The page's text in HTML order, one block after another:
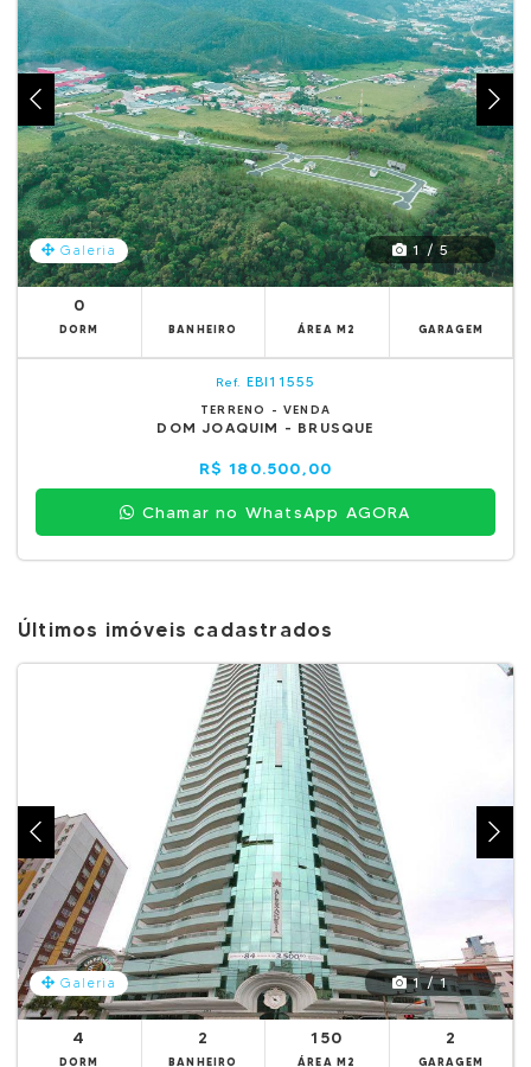
Galeria 1 / 5
0
DORM BANHEIRO ÁREA M2 GARAGEM
Ref. EBI11555
TERRENO - VENDA
DOM JOAQUIM - BRUSQUE
R$ 180.500,00
Chamar no WhatsApp AGORA
Últimos imóveis cadastrados
Galeria 1 / 1
4
DORM
2
BANHEIRO
150
ÁREA M2
2
GARAGEM